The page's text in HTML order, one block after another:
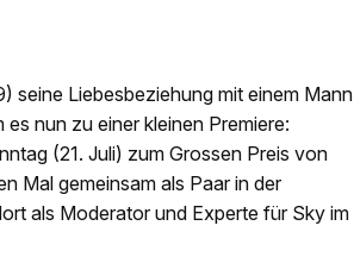
seine Liebesbeziehung mit einem Mann
nun zu einer kleinen Premiere:
(21. Juli) zum Grossen Preis von
Mal gemeinsam als Paar in der
als Moderator und Experte für Sky im